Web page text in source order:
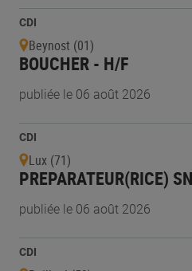
CDI
Beynost (01)
BOUCHER - H/F
publiée le 06 août 2026
CDI
Lux (71)
PREPARATEUR(RICE)
publiée le 06 août 2026
CDI